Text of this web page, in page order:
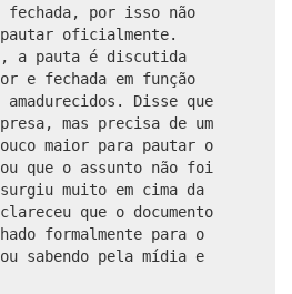
fechada, por isso não
pautar oficialmente.
a pauta é discutida
e fechada em função
Disse que
mas precisa de um
maior para pautar o
que o assunto não foi
muito em cima da
que o documento
formalmente para o
sabendo pela mídia e